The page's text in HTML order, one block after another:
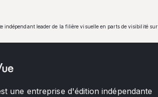
indépendant leader de la filière visuelle en parts de visibilité sur
une entreprise d'édition indépendante